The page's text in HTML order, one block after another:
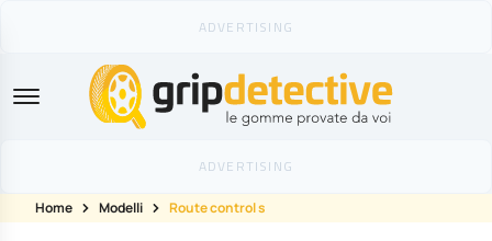
GripDetective
Home Modelli Route control s